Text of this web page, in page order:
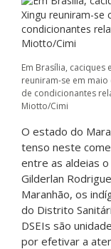
Em Brasília,
reuniram-se em
de condicionantes
Miotto/Cimi
O estado do
tenso neste
entre as aldeias
Gilderlan
Maranhão, os
do Distrito
DSEIs são
por efetivar a